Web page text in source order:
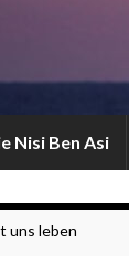
Nisi Ben Asi
uns leben